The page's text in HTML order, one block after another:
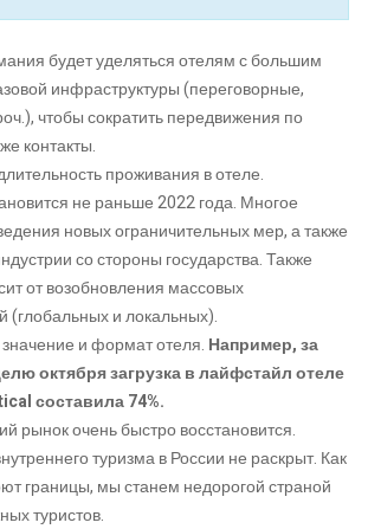
будет уделяться отелям с большим
инфраструктуры (переговорные,
чтобы сократить передвижения по
контакты.
проживания в отеле.
не раньше 2022 года. Многое
новых ограничительных мер, а также
со стороны государства. Также
от возобновления массовых
(глобальных и локальных).
и формат отеля. Например, за
октября загрузка в лайфстайл отеле
составила 74%.
рынок очень быстро восстановится.
туризма в России не раскрыт. Как
границы, мы станем недорогой страной
туристов.